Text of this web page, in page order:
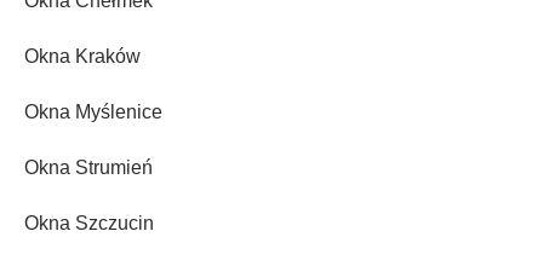
Okna Kraków
Okna Myślenice
Okna Strumień
Okna Szczucin